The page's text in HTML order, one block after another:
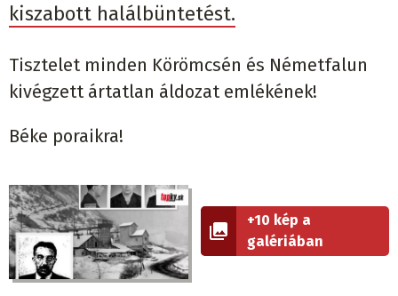
kiszabott halálbüntetést.
Tisztelet minden Körömcsén és Németfalun
kivégzett ártatlan áldozat emlékének!
Béke poraikra!
+10 kép a
galériában